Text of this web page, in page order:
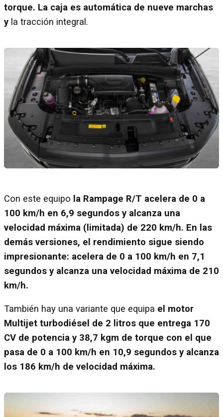
torque. La caja es automática de nueve marchas
y la tracción integral.
Con este equipo la Rampage R/T acelera de 0 a
100 km/h en 6,9 segundos y alcanza una
velocidad máxima (limitada) de 220 km/h. En las
demás versiones, el rendimiento sigue siendo
impresionante: acelera de 0 a 100 km/h en 7,1
segundos y alcanza una velocidad máxima de 210
km/h.
También hay una variante que equipa el motor
Multijet turbodiésel de 2 litros que entrega 170
CV de potencia y 38,7 kgm de torque con el que
pasa de 0 a 100 km/h en 10,9 segundos y alcanza
los 186 km/h de velocidad máxima.